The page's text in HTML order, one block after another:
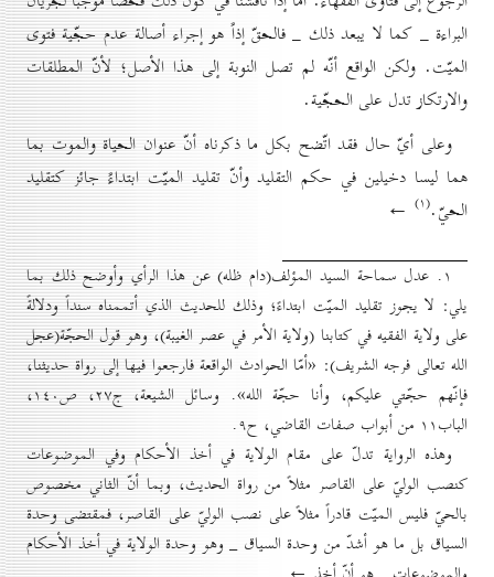
البراءة _ كما لا يبعد ذلك _ فالحقّ إذاً هو إجراء أصالة عدم حجّية فتوى
الميّت. ولكن الواقع أنّه لم تصل النوبة إلى هذا الأصل؛ لأنّ المطلقات
والارتكاز تدل على الحجّية.
وعلى أيّ حال فقد اتّضح بكل ما ذكرناه أنّ عنوان الحياة والموت بما
هما ليسا دخيلين في حكم التقليد وأنّ تقليد الميّت ابتداءً جائز كتقليد
الحيّ.(۱) ←
۱. عدل سماحة السيد المؤلف(دام ظله) عن هذا الرأي وأوضح ذلك بما
يلي: لا يجوز تقليد الميّت ابتداءً؛ وذلك للحديث الذي أتممناه سنداً ودلالةً
على ولاية الفقيه في كتابنا (ولاية الأمر في عصر الغيبة)، وهو قول الحجّة(عجل
الله تعالى فرجه الشريف): «أمّا الحوادث الواقعة فارجعوا فيها إلى رواة حديثنا،
فإنّهم حجّتي عليكم، وأنا حجّة الله». وسائل الشيعة، ج۲۷، ص۱٤٠،
الباب۱۱ من أبواب صفات القاضي، ح۹.
وهذه الرواية تدلّ على مقام الولاية في أخذ الأحكام وفي الموضوعات
كنصب الوليّ على القاصر مثلاً من رواة الحديث، وبما أنّ الثاني مخصوص
بالحيّ فليس الميّت قادراً مثلاً على نصب الوليّ على القاصر، فمقتضی وحدة
السياق بل ما هو أشدّ من وحدة السياق _ وهو وحدة الولاية في أخذ الأحكام